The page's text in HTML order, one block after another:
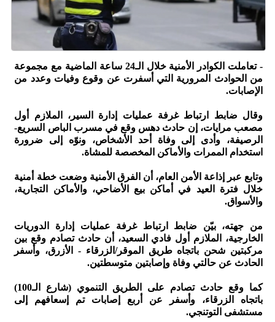
- تعاملت الكوادر الأمنية خلال الـ24 ساعة الماضية مع مجموعة
من الحوادث المرورية التي أسفرت عن وقوع وفيات وعدد من
الإصابات.
وقال ضابط ارتباط غرفة عمليات إدارة السير، الملازم أول
مصعب مرايات، إن حادث دهس وقع في مسرب الباص السريع-
الرصيفة، وأدى إلى وفاة أحد الأشخاص، ونوّه إلى ضرورة
استخدام الممرات والأماكن المخصصة للمشاة.
وتابع عبر إذاعة الأمن العام، أن الفرق الأمنية وضعت خطة أمنية
خلال فترة العيد في أماكن بيع الأضاحي، والأماكن التجارية،
والأسواق.
من جهته، بيّن ضابط ارتباط غرفة عمليات إدارة الدوريات
الخارجية، الملازم أول فادي السعيد، أن حادث تصادم وقع بين
مركبتين شحن باتجاه طريق الموقر/الزرقاء - الأزرق، وأسفر
الحادث عن حالتي وفاة وإصابتين متوسطتين.
كما وقع حادث تصادم على الطريق التنموي (شارع الـ100)
باتجاه الزرقاء، وأسفر عن أربع إصابات تم إسعافهم إلى
مستشفى التوتنجي.